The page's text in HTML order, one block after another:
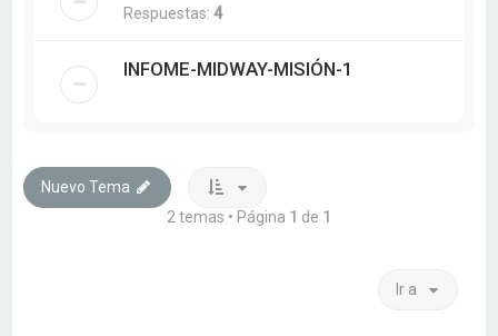
Respuestas:4
INFOME-MIDWAY-MISIÓN-1
Nuevo Tema
2 temas • Página 1 de 1
Ir a